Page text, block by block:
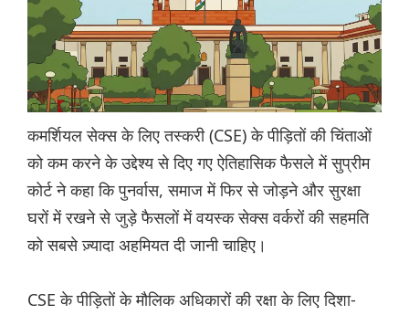
कमर्शियल सेक्स के लिए तस्करी (CSE) के पीड़ितों की चिंताओं
को कम करने के उद्देश्य से दिए गए ऐतिहासिक फैसले में सुप्रीम
कोर्ट ने कहा कि पुनर्वास, समाज में फिर से जोड़ने और सुरक्षा
घरों में रखने से जुड़े फैसलों में वयस्क सेक्स वर्करों की सहमति
को सबसे ज़्यादा अहमियत दी जानी चाहिए।
CSE के पीड़ितों के मौलिक अधिकारों की रक्षा के लिए दिशा-